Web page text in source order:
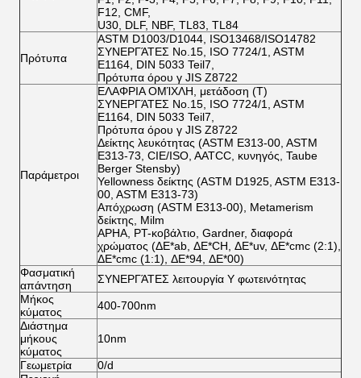
F12, CMF,
U30, DLF, NBF, TL83, TL84
Πρότυπα
ASTM D1003/D1044, ISO13468/ISO14782
ΣΥΝΕΡΓΆΤΕΣ No.15, ISO 7724/1, ASTM
E1164, DIN 5033 Teil7,
Πρότυπα όρου γ JIS Z8722
Παράμετροι
ΕΛΑΦΡΙΑ ΟΜΊΧΛΗ, μετάδοση (Τ)
ΣΥΝΕΡΓΆΤΕΣ No.15, ISO 7724/1, ASTM
E1164, DIN 5033 Teil7,
Πρότυπα όρου γ JIS Z8722
Δείκτης λευκότητας (ASTM E313-00, ASTM
E313-73, CIE/ISO, AATCC, κυνηγός, Taube
Berger Stensby)
Yellowness δείκτης (ASTM D1925, ASTM E313-
00, ASTM E313-73)
Απόχρωση (ASTM E313-00), Metamerism
δείκτης, Milm
APHA, PT-κοβάλτιο, Gardner, διαφορά
χρώματος (ΔE*ab, ΔE*CH, ΔE*uv, ΔE*cmc (2:1),
ΔE*cmc (1:1), ΔE*94, ΔE*00)
Φασματική
απάντηση
ΣΥΝΕΡΓΆΤΕΣ λειτουργία Υ φωτεινότητας
Μήκος
κύματος
400-700nm
Διάστημα
μήκους
κύματος
10nm
Γεωμετρία
0/d